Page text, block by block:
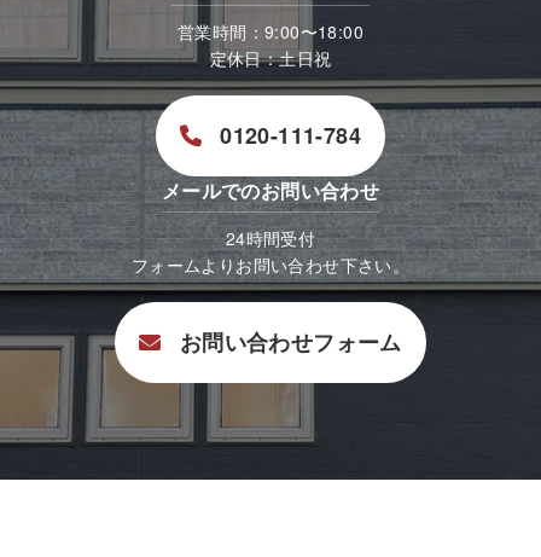
営業時間：9:00〜18:00
定休日：土日祝
0120-111-784
メールでのお問い合わせ
24時間受付
フォームよりお問い合わせ下さい。
お問い合わせフォーム